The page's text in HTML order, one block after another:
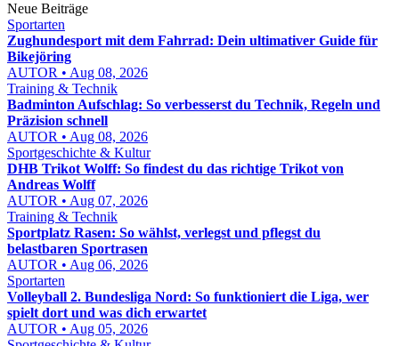
Neue Beiträge
Sportarten
Zughundesport mit dem Fahrrad: Dein ultimativer Guide für
Bikejöring
AUTOR • Aug 08, 2026
Training & Technik
Badminton Aufschlag: So verbesserst du Technik, Regeln und
Präzision schnell
AUTOR • Aug 08, 2026
Sportgeschichte & Kultur
DHB Trikot Wolff: So findest du das richtige Trikot von
Andreas Wolff
AUTOR • Aug 07, 2026
Training & Technik
Sportplatz Rasen: So wählst, verlegst und pflegst du
belastbaren Sportrasen
AUTOR • Aug 06, 2026
Sportarten
Volleyball 2. Bundesliga Nord: So funktioniert die Liga, wer
spielt dort und was dich erwartet
AUTOR • Aug 05, 2026